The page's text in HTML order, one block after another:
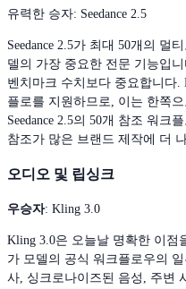
유력한 승자: Seedance 2.5
Seedance 2.5가 최대 50개의 멀
델의 가장 중요한 전문 기능입
벤치마크 수치보다 중요합니다
플로를 지원하므로, 이는 한쪽
Seedance 2.5의 50개 참조 워크
참조가 많은 브랜드 제작에 더
오디오 및 립싱크
우승자: Kling 3.0
Kling 3.0은 오늘날 명확한 이점
가 모델의 공식 워크플로우의
사, 싱크로나이즈된 음성, 주변